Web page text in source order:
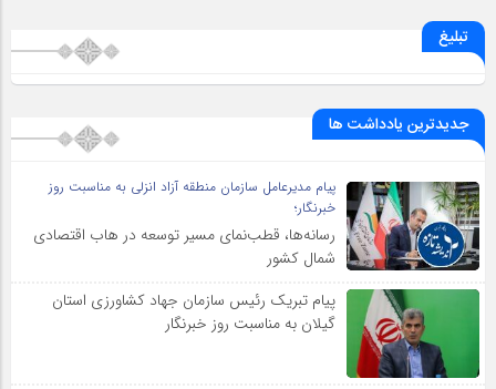
تبلیغ
جدیدترین یادداشت ها
پیام مدیرعامل سازمان منطقه آزاد انزلی به مناسبت روز
خبرنگار؛
رسانه‌ها، قطب‌نمای مسیر توسعه در هاب اقتصادی
شمال كشور
پیام تبریک رئیس سازمان جهاد کشاورزی استان
گیلان به‌ مناسبت روز خبرنگار